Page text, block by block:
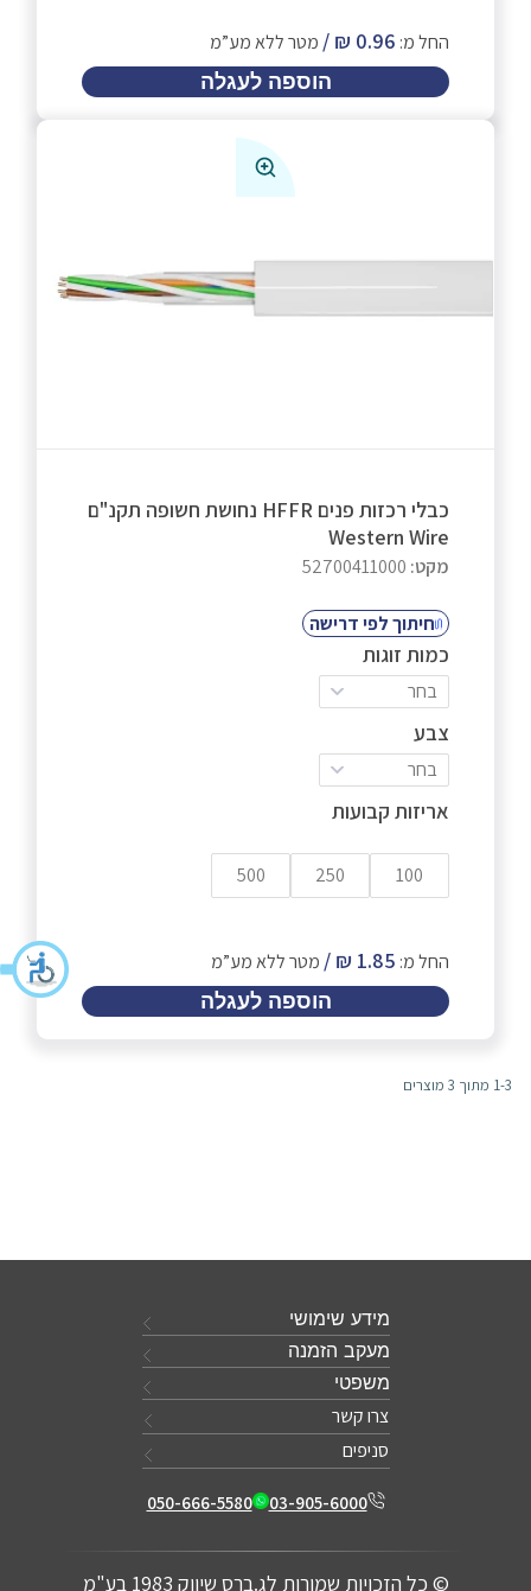
החל מ: מטר ללא מע”מ
הוספה לעגלה
כבלי רכזות פנים HFFR נחושת חשופה תקנ"ם
Western Wire
מקט: 52700411000
חיתוך לפי דרישה
אריזות קבועות
100
250
500
כמות זוגות
בחר
צבע
בחר
החל מ: מטר ללא מע”מ
הוספה לעגלה
1-3 מתוך 3 מוצרים
מידע שימושי
מעקב הזמנה
משפטי
צרו קשר
סניפים
03-905-6000
050-666-5580
© כל הזכויות שמורות לג.ברס שיווק 1983 בע"מ